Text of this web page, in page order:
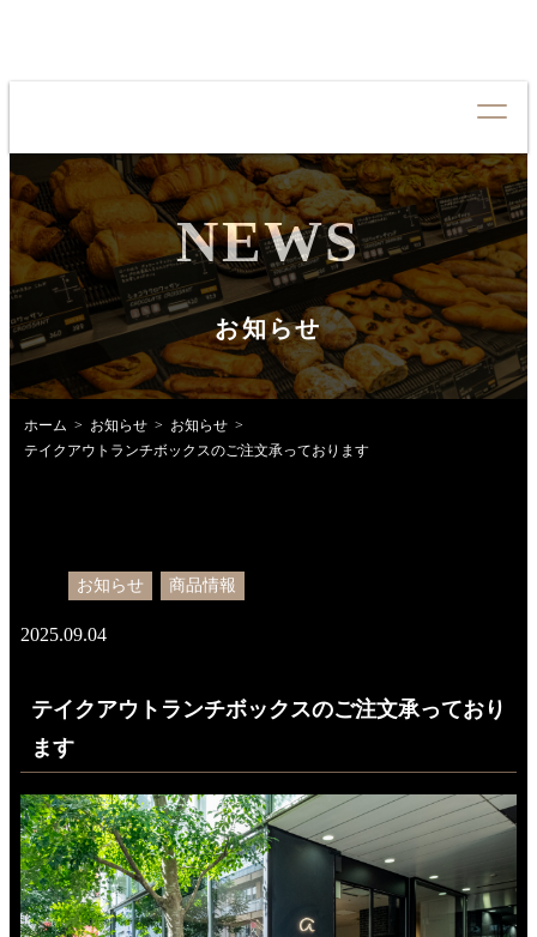
コンセプトCONCEPT
クオリティQUALITY
メニューMENU
お知らせ
NEWS
お知らせ
ホーム お知らせ
お知らせ
テイクアウトランチボックスのご注文承っております
お知らせ 商品情報
2025.09.04
テイクアウトランチボックスのご注文承っており
ます